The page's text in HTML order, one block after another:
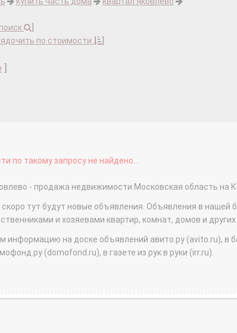
по стоимости
по такому запросу не найдено...
- продажа недвижимости Московская область
тут будут новые объявления. Объявления в нашей
и хозяевами квартир, комнат, домов и
информацию на доске объявлений авито.ру (avito.ru), в
(domofond.ru), в газете из рук в руки (irr.ru).